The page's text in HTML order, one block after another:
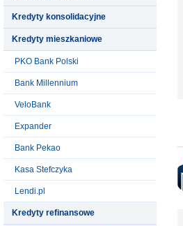
Kredyty konsolidacyjne
Kredyty mieszkaniowe
PKO Bank Polski
Bank Millennium
VeloBank
Expander
Bank Pekao
Kasa Stefczyka
Lendi.pl
Kredyty refinansowe